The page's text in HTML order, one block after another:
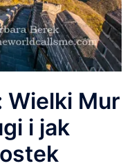
Wielki Mur
i jak